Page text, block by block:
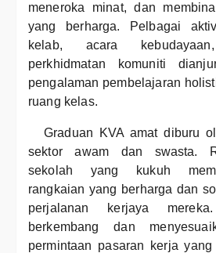
meneroka minat, dan
yang berharga. Pelbagai
kelab, acara
perkhidmatan komuniti
pengalaman pembelajaran
ruang kelas.
Graduan KVA amat diburu
sektor awam dan swasta.
sekolah yang kukuh
rangkaian yang berharga dan
perjalanan kerjaya
berkembang dan
permintaan pasaran kerja